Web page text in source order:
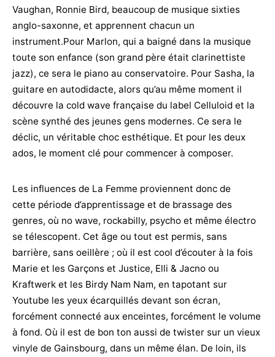
Vaughan, Ronnie Bird, beaucoup de musique sixties
anglo-saxonne, et apprennent chacun un
instrument.Pour Marlon, qui a baigné dans la musique
toute son enfance (son grand père était clarinettiste
jazz), ce sera le piano au conservatoire. Pour Sasha, la
guitare en autodidacte, alors qu’au même moment il
découvre la cold wave française du label Celluloid et la
scène synthé des jeunes gens modernes. Ce sera le
déclic, un véritable choc esthétique. Et pour les deux
ados, le moment clé pour commencer à composer.
Les influences de La Femme proviennent donc de
cette période d’apprentissage et de brassage des
genres, où no wave, rockabilly, psycho et même électro
se télescopent. Cet âge ou tout est permis, sans
barrière, sans oeillère ; où il est cool d’écouter à la fois
Marie et les Garçons et Justice, Elli & Jacno ou
Kraftwerk et les Birdy Nam Nam, en tapotant sur
Youtube les yeux écarquillés devant son écran,
forcément connecté aux enceintes, forcément le volume
à fond. Où il est de bon ton aussi de twister sur un vieux
vinyle de Gainsbourg, dans un même élan. De loin, ils